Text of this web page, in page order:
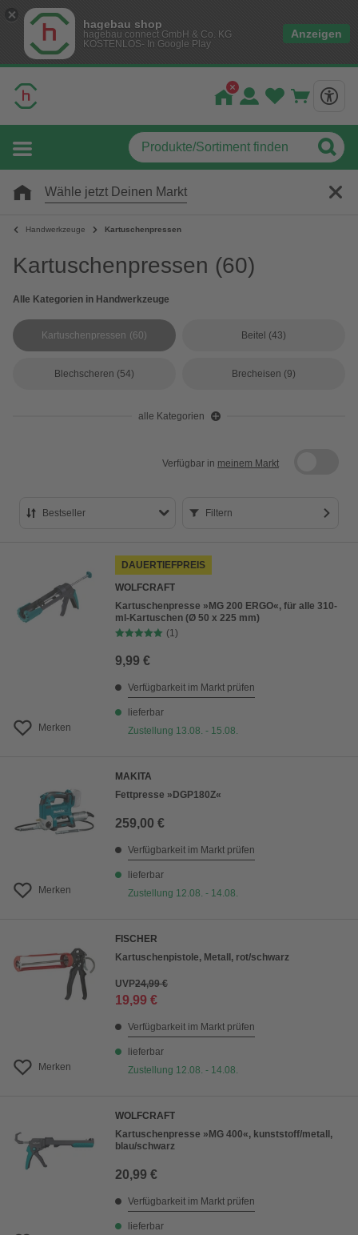
hagebau shop
hagebau connect GmbH & Co. KG
KOSTENLOS- In Google Play
Anzeigen
Wähle jetzt Deinen Markt
Handwerkzeuge Kartuschenpressen
Kartuschenpressen (60)
Alle Kategorien in Handwerkzeuge
Kartuschenpressen (60) Beitel (43)
Blechscheren (54) Brecheisen (9)
alle Kategorien
Verfügbar in meinem Markt
Bestseller
Preis aufsteigend
Preis absteigend
Filtern
Merken
DAUERTIEFPREIS
WOLFCRAFT
Kartuschenpresse »MG 200 ERGO«, für alle 310-
ml-Kartuschen (Ø 50 x 225 mm)
(1)
9,99 €
Verfügbarkeit im Markt prüfen
lieferbar
Zustellung 13.08. - 15.08.
Merken
MAKITA
Fettpresse »DGP180Z«
259,00 €
Verfügbarkeit im Markt prüfen
lieferbar
Zustellung 12.08. - 14.08.
Merken
FISCHER
Kartuschenpistole, Metall, rot/schwarz
UVP24,99 €
19,99 €
Verfügbarkeit im Markt prüfen
lieferbar
Zustellung 12.08. - 14.08.
WOLFCRAFT
Kartuschenpresse »MG 400«, kunststoff/metall,
blau/schwarz
20,99 €
Verfügbarkeit im Markt prüfen
lieferbar